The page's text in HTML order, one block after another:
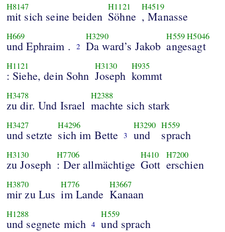
H8147
mit sich seine beiden
H1121
Söhne
H4519
, Manasse
H669
und Ephraim . 2
H3290
Da ward’s Jakob
H559H5046
angesagt
H1121
: Siehe, dein Sohn
H3130
Joseph
H935
kommt
H3478
zu dir. Und Israel
H2388
machte sich stark
H3427
und setzte
H4296
sich im Bette 3
H3290
und
H559
sprach
H3130
zu Joseph
H7706
: Der allmächtige
H410
Gott
H7200
erschien
H3870
mir zu Lus
H776
im Lande
H3667
Kanaan
H1288
und segnete mich 4
H559
und sprach